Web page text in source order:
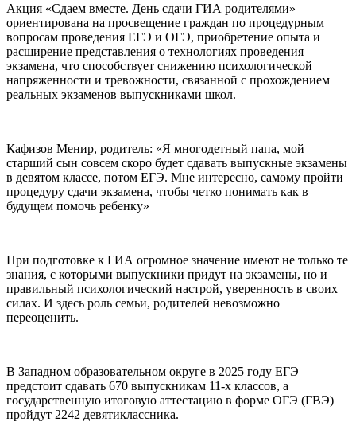
Акция «Сдаем вместе. День сдачи ГИА родителями»
ориентирована на просвещение граждан по процедурным
вопросам проведения ЕГЭ и ОГЭ, приобретение опыта и
расширение представления о технологиях проведения
экзамена, что способствует снижению психологической
напряженности и тревожности, связанной с прохождением
реальных экзаменов выпускниками школ.
Кафизов Менир, родитель: «Я многодетный папа, мой
старший сын совсем скоро будет сдавать выпускные экзамены
в девятом классе, потом ЕГЭ. Мне интересно, самому пройти
процедуру сдачи экзамена, чтобы четко понимать как в
будущем помочь ребенку»
При подготовке к ГИА огромное значение имеют не только те
знания, с которыми выпускники придут на экзамены, но и
правильный психологический настрой, уверенность в своих
силах. И здесь роль семьи, родителей невозможно
переоценить.
В Западном образовательном округе в 2025 году ЕГЭ
предстоит сдавать 670 выпускникам 11-х классов, а
государственную итоговую аттестацию в форме ОГЭ (ГВЭ)
пройдут 2242 девятиклассника.